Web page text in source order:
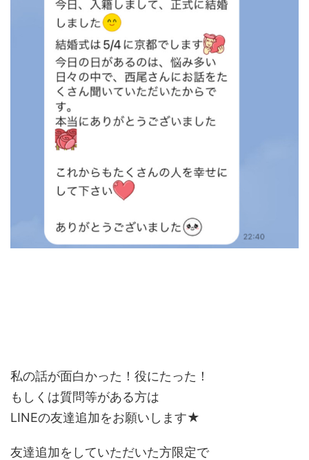
私の話が面白かった！役にたった！
もしくは質問等がある方は
LINEの友達追加をお願いします★
友達追加をしていただいた方限定で